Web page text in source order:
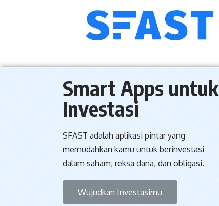
Smart Apps untuk
Investasi
SFAST adalah aplikasi pintar yang
memudahkan kamu untuk berinvestasi
dalam saham, reksa dana, dan obligasi.
Wujudkan Investasimu